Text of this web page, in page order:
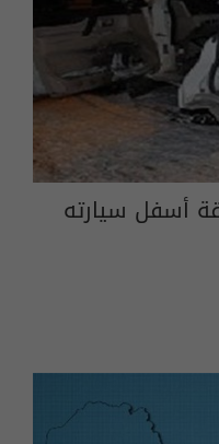
أسفل سيارته